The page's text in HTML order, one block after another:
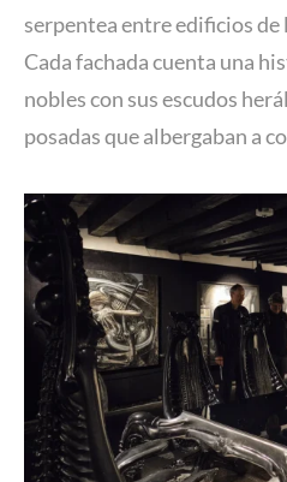
serpentea entre edificios de
Cada fachada cuenta una
nobles con sus escudos
posadas que albergaban a